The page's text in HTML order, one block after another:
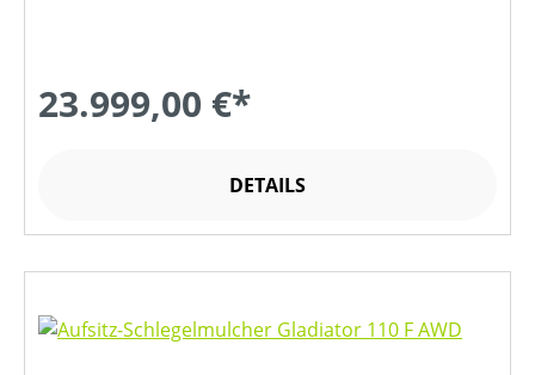
23.999,00 €*
DETAILS